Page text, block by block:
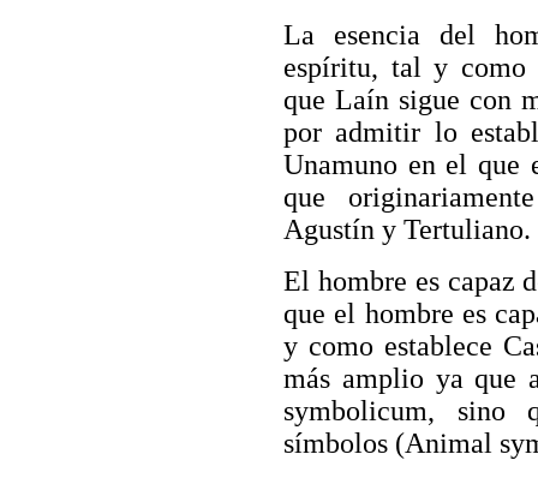
La esencia del
espíritu, tal y como
que Laín sigue con
por admitir lo
Unamuno en el que
que
Agustín y Tertuliano.
El hombre es capaz
que el hombre es
y como establece
más amplio ya que
symbolicum, sino
símbolos (Animal